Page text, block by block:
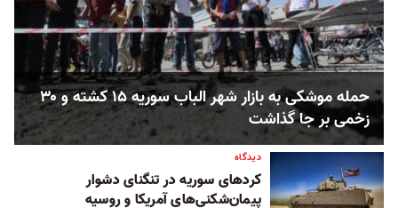
حمله موشکی به بازار شهر الباب سوریه ۱۵ کشته و ۳۰
زخمی بر جا گذاشت
دیدگاه
کردهای سوریه در تنگنای دشوار
پیمان‌شکنی‌های آمریکا و روسیه